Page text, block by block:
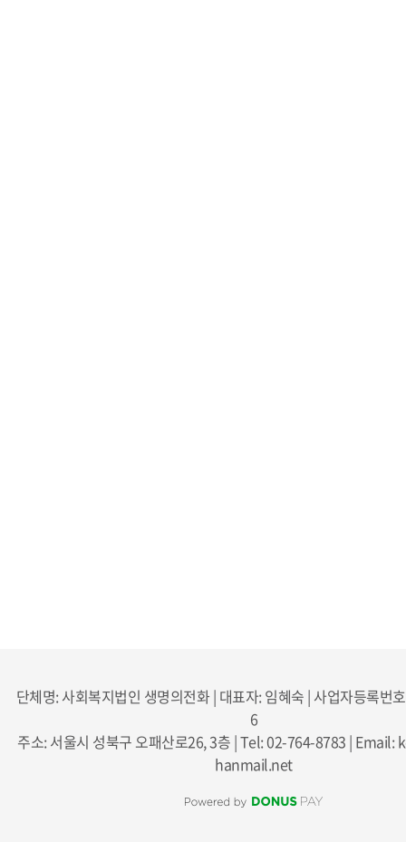
단체명: 사회복지법인 생명의전화 | 대표자: 임혜숙 | 사업자등록번
6
주소: 서울시 성북구 오패산로26, 3층 | Tel: 02-764-8783 |
hanmail.net